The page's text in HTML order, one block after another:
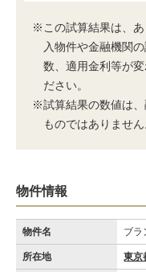
※この試算結果は、
入物件や金融機関
数、適用金利等が
ださい。
※試算結果の数値は
ものではありません
物件情報
物件名 ブラ
所在地 東京